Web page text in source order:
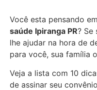
Você esta pensando em
saúde Ipiranga PR? Se
lhe ajudar na hora de
para você, sua família
Veja a lista com 10
de assinar seu